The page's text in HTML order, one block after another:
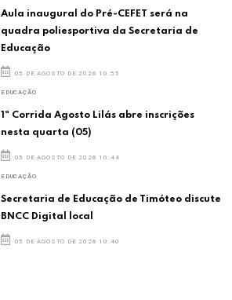
Aula inaugural do Pré-CEFET será na
quadra poliesportiva da Secretaria de
Educação
05 DE AGOSTO DE 2026 10:55
EDUCAÇÃO
1ª Corrida Agosto Lilás abre inscrições
nesta quarta (05)
05 DE AGOSTO DE 2026 10:44
EDUCAÇÃO
Secretaria de Educação de Timóteo discute
BNCC Digital local
05 DE AGOSTO DE 2026 10:40